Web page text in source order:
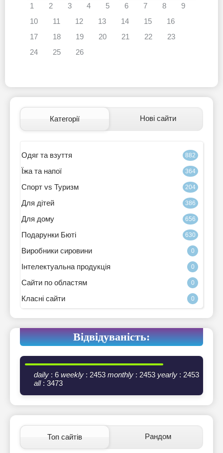
1 2 3 4 5 6 7 8
9
10
11 12 13 14 15
16
17
18 19 20 21 22
23
24
25 26
Категорії Нові сайти
Одяг та взуття 882
Їжа та напої 364
Спорт vs Туризм 204
Для дітей 386
Для дому 656
Подарунки Бюті 630
Виробники сировини 0
Інтелектуальна продукція 0
Сайти по областям 0
Класні сайти 0
Відвідуваність:
daily : 6 weekly : 2453 monthly : 2453 yearly : 2453
all: 3473
Топ сайтів Рандом